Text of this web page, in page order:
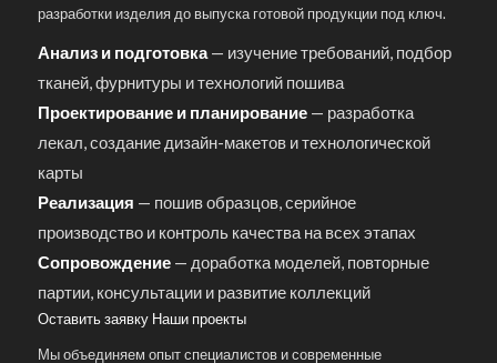
разработки изделия до выпуска готовой продукции под ключ.
Анализ и подготовка— изучение требований, подбор
тканей, фурнитуры и технологий пошива
Проектирование и планирование— разработка
лекал, создание дизайн-макетов и технологической
карты
Реализация — пошив образцов, серийное
производство и контроль качества на всех этапах
Сопровождение— доработка моделей, повторные
партии, консультации и развитие коллекций
Оставить заявку Наши проекты
Мы объединяем опыт специалистов и современные